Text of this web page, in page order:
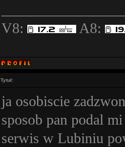
V8:
A8:
Tytuł:
ja osobiscie
sposob pan podal
serwis w Lubiniu